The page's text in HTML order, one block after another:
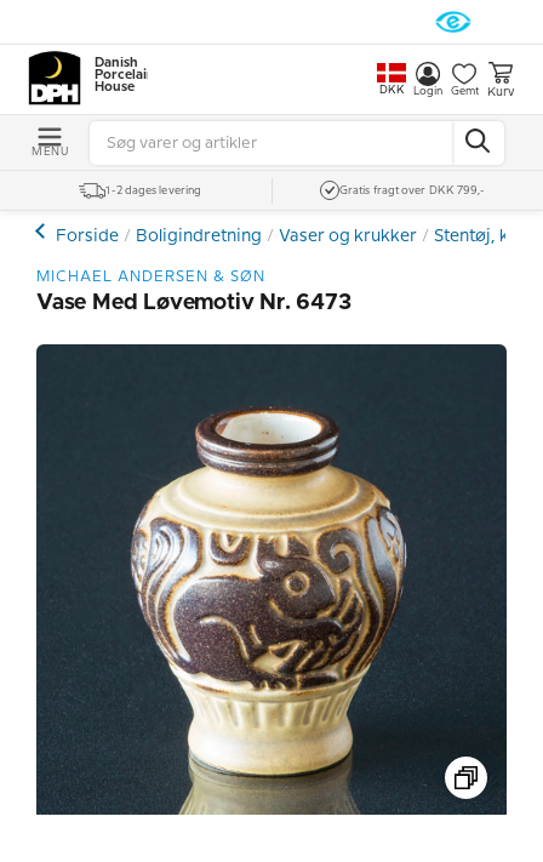
Danish
Porcelain
House
DKK Login Gemt Kurv
MENU
1-2 dages levering Gratis fragt over DKK 799,-
Forside Boligindretning Vaser og krukker Stentøj,
MICHAEL ANDERSEN & SØN
Vase Med Løvemotiv Nr. 6473